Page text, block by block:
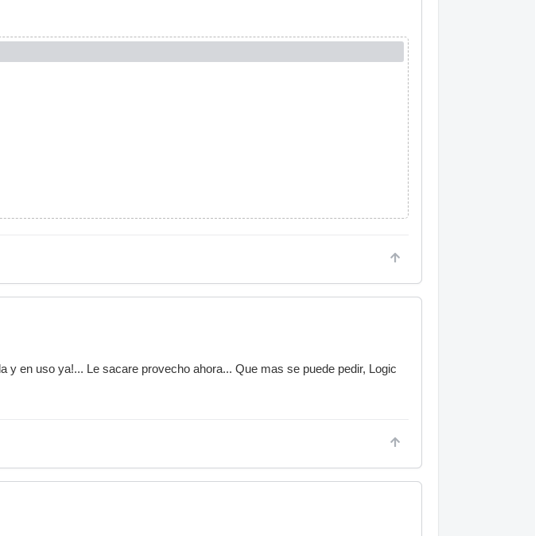
y en uso ya!... Le sacare provecho ahora... Que mas se puede pedir, Logic